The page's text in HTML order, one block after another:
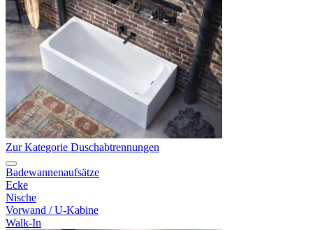
Zur Kategorie Duschabtrennungen
Badewannenaufsätze
Ecke
Nische
Vorwand / U-Kabine
Walk-In